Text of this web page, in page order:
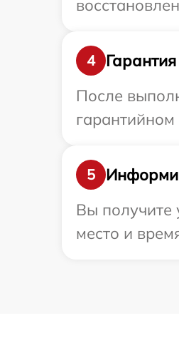
4
Гарантия
После
5
Вы получите
место и